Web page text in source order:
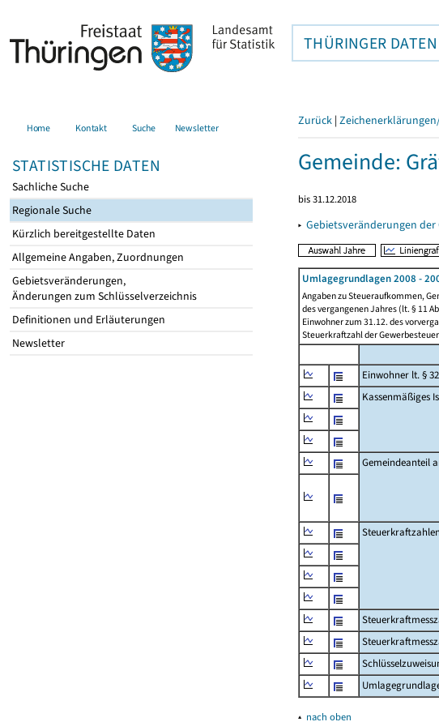
THÜRINGER DATEN
Home Kontakt Suche Newsletter
STATISTISCHE DATEN
Sachliche Suche
Regionale Suche
Kürzlich bereitgestellte Daten
Allgemeine Angaben, Zuordnungen
Gebietsveränderungen,
Änderungen zum Schlüsselverzeichnis
Definitionen und Erläuterungen
Newsletter
Zurück |
Gemeinde:
bis 31.12.2018
▸ Gebietsveränderungen der
Umlagegrundlagen 2008 -
Angaben zu Steueraufkommen,
des vergangenen Jahres (lt. § 11
Einwohner zum 31.12. des
Steuerkraftzahl der
Einwohner lt. §
Kassenmäßiges
Gemeindeanteil
▴ nach oben